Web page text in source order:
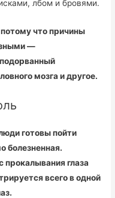
лбом и бровями.
что причины
—
мозга и другое.
готовы пойти
болезненная.
глаза
всего в одной